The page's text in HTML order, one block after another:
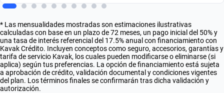
* Las mensualidades mostradas son estimaciones ilustrativas
calculadas con base en un plazo de 72 meses, un pago inicial del 50% y
una tasa de interés referencial del 17.5% anual con financiamiento con
Kavak Crédito. Incluyen conceptos como seguro, accesorios, garantías y
tarifa de servicio Kavak, los cuales pueden modificarse o eliminarse (si
aplica) según tus preferencias. La opción de financiamiento está sujeta
a aprobación de crédito, validación documental y condiciones vigentes
del plan. Los términos finales se confirmarán tras dicha validación y
autorización.